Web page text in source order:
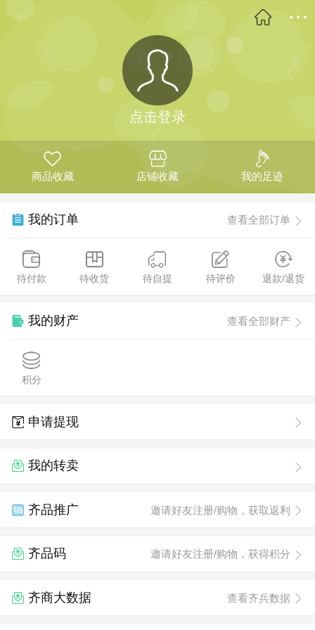
点击登录
商品收藏 店铺收藏 我的足迹
我的订单 查看全部订单
待付款 待收货 待自提 待评价 退款/退货
我的财产 查看全部财产
积分
申请提现
我的转卖
齐品推广 邀请好友注册/购物，获取返利
齐品码 邀请好友注册/购物，获得积分
齐商大数据 查看齐兵数据